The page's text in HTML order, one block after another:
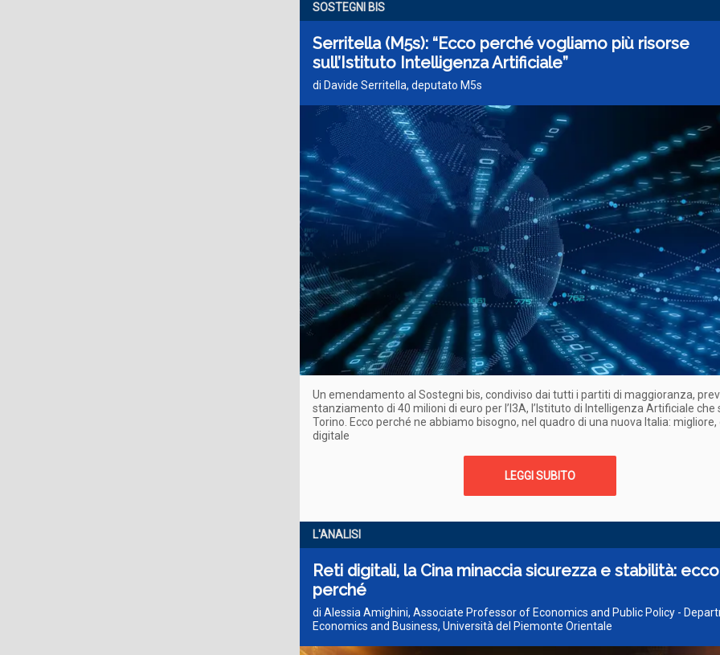
SOSTEGNI BIS
Serritella (M5s): “Ecco perché vogliamo più risorse
sull’Istituto Intelligenza Artificiale”
di Davide Serritella, deputato M5s
Un emendamento al Sostegni bis, condiviso dai tutti i partiti di maggioranza,
stanziamento di 40 milioni di euro per l’I3A, l’Istituto di Intelligenza Artificiale che
Torino. Ecco perché ne abbiamo bisogno, nel quadro di una nuova Italia: migliore,
digitale
LEGGI SUBITO
L'ANALISI
Reti digitali, la Cina minaccia sicurezza e stabilità: ecco
perché
di Alessia Amighini, Associate Professor of Economics and Public Policy -
Economics and Business, Università del Piemonte Orientale